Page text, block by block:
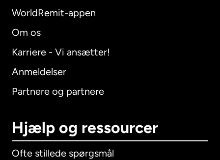
WorldRemit-appen
Om os
Karriere - Vi ansætter!
Anmeldelser
Partnere og partnere
Hjælp og ressourcer
Ofte stillede spørgsmål